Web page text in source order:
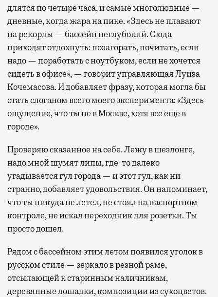
длятся по четыре часа, и самые многолюдные —
дневные, когда жара на пике. «Здесь не плавают
на рекорды — бассейн неглубокий. Сюда
приходят отдохнуть: позагорать, почитать, если
надо — поработать с ноутбуком, если не хочется
сидеть в офисе», — говорит управляющая Луиза
Кочемасова. И добавляет фразу, которая могла бы
стать слоганом всего моего эксперимента: «Здесь
ощущение, что ты не в Москве, хотя все еще в
городе».
Проверяю сказанное на себе. Лежу в шезлонге,
надо мной шумят липы, где-то далеко
угадывается гул города — и этот гул, как ни
странно, добавляет удовольствия. Он напоминает,
что ты никуда не летел, не стоял на паспортном
контроле, не искал переходник для розетки. Ты
просто дошел.
Рядом с бассейном этим летом появился уголок в
русском стиле — зеркало в резной раме,
отсылающей к старинным наличникам,
деревянные лошадки, композиции из сухоцветов.